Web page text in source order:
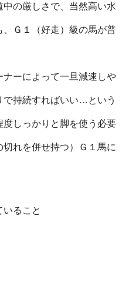
の厳しさで、当然高い水
Ｇ１（好走）級の馬が普
ナーによって一旦減速しや
で持続すればいい…という
しっかりと脚を使う必要
れを併せ持つ）Ｇ１馬に
いること